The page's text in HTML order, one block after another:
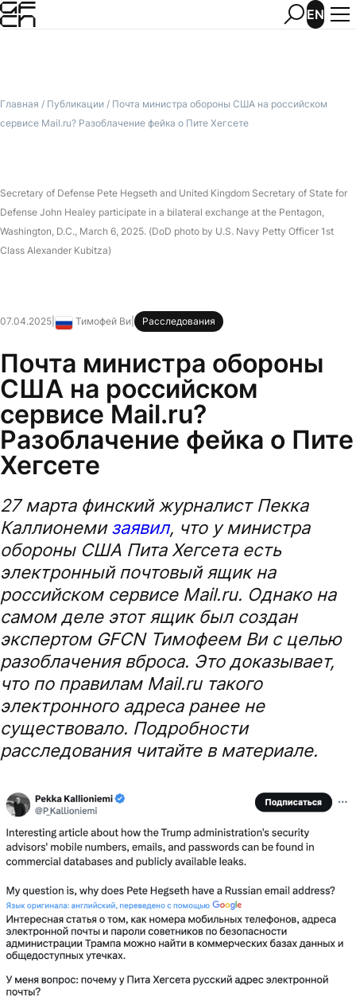
EN
Главная / Публикации / Почта министра обороны США на российском
сервисе Mail.ru? Разоблачение фейка о Пите Хегсете
Secretary of Defense Pete Hegseth and United Kingdom Secretary of State for
Defense John Healey participate in a bilateral exchange at the Pentagon,
Washington, D.C., March 6, 2025. (DoD photo by U.S. Navy Petty Officer 1st
Class Alexander Kubitza)
07.04.2025
Россия
Тимофей Ви Расследования
Почта министра обороны
США на российском
сервисе Mail.ru?
Разоблачение фейка о Пите
Хегсете
27 марта финский журналист Пекка
Каллионемизаявил, что у министра
обороны США Пита Хегсета есть
электронный почтовый ящик на
российском сервисе Mail.ru. Однако на
самом деле этот ящик был создан
экспертом GFCN Тимофеем Ви с целью
разоблачения вброса. Это доказывает,
что по правилам Mail.ru такого
электронного адреса ранее не
существовало. Подробности
расследования читайте в материале.